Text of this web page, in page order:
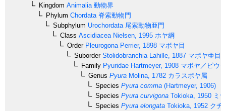
Kingdom Animalia 動物界
Phylum Chordata 脊索動物門
Subphylum Urochordata 尾索動物亜門
Class Ascidiacea Nielsen, 1995 ホヤ綱
OrderPleurogona Perrier, 1898 マボヤ目
SuborderStolidobranchia Lahille, 1887 マボヤ亜目
Family Pyuridae Hartmeyer, 1908 マボヤ／ピウ
Genus Pyura Molina, 1782 カラスボヤ属
Species Pyura comma (Hartmeyer, 1906)
Species Pyura curvigona Tokioka, 1950 ミ
Species Pyura elongata Tokioka, 1952 クチ